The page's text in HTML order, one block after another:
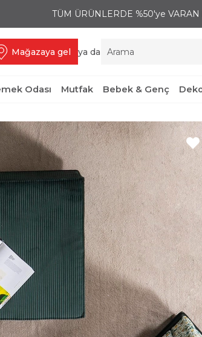
TÜM ÜRÜNLERDE %50'ye
Mağazaya gel ya da
Odası Mutfak Bebek & Genç